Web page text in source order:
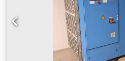
las instalaciones de pintura.
Compresor de pistón sin aceite
aceite). 2: Clase de potencia/
CV/1,5 kW). L: Disposición lineal
motor y la etapa del compresor).
refrigeración integrado para aire